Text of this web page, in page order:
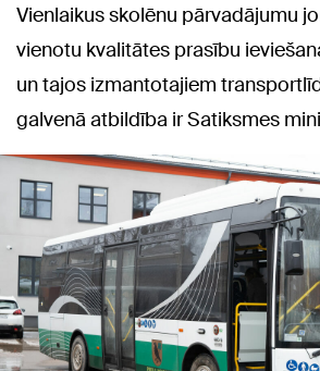
Vienlaikus skolēnu pārvadājumu
vienotu kvalitātes prasību
un tajos izmantotajiem
galvenā atbildība ir Satiksmes